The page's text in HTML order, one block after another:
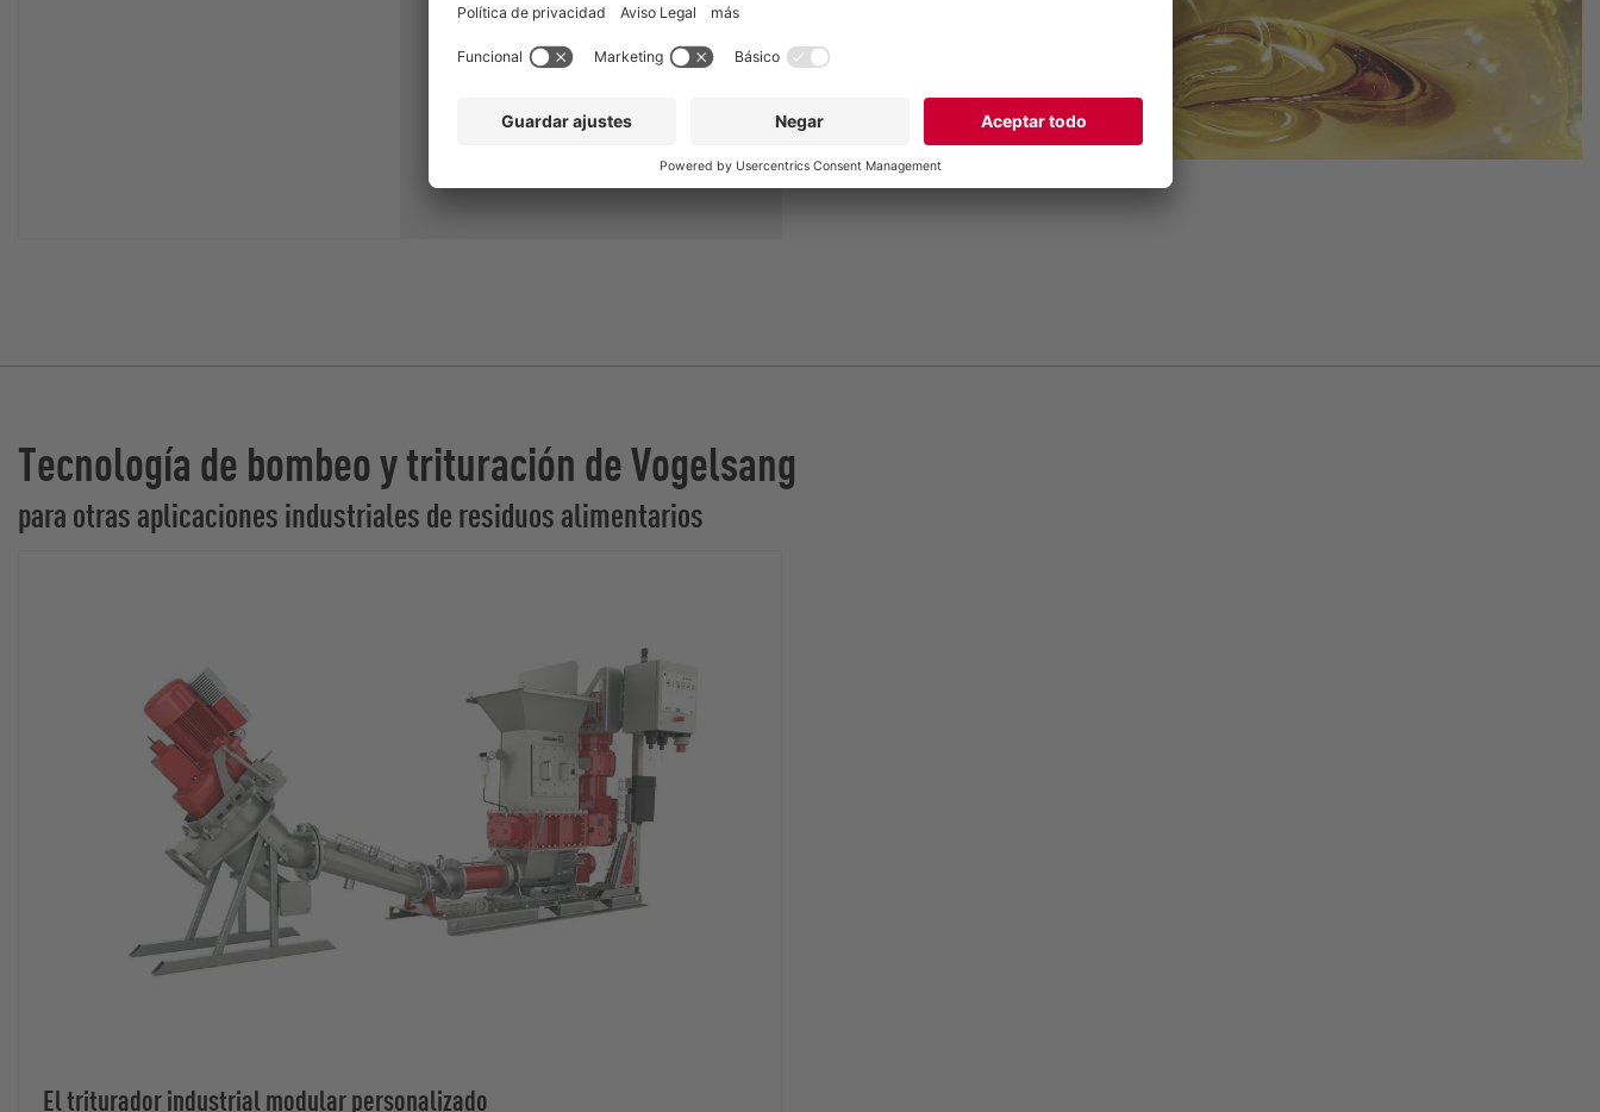
piensos o tintes naturales.
Tecnología de bombeo y trituración de Vogelsang
para otras aplicaciones industriales de residuos alimentarios
El triturador industrial modular personalizado